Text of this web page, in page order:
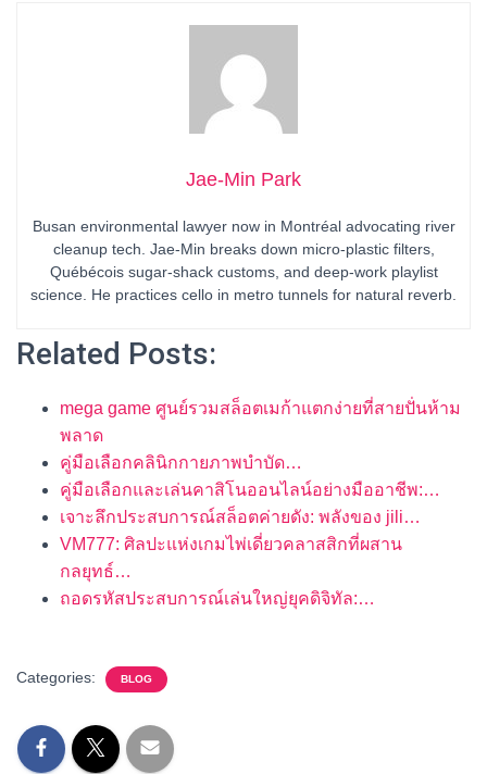
Jae-Min Park
Busan environmental lawyer now in Montréal advocating river
cleanup tech. Jae-Min breaks down micro-plastic filters,
Québécois sugar-shack customs, and deep-work playlist
science. He practices cello in metro tunnels for natural reverb.
Related Posts:
mega game ศูนย์รวมสล็อตเมก้าแตกง่ายที่สายปั่นห้าม
พลาด
คู่มือเลือกคลินิกกายภาพบำบัด…
คู่มือเลือกและเล่นคาสิโนออนไลน์อย่างมืออาชีพ:…
เจาะลึกประสบการณ์สล็อตค่ายดัง: พลังของ jili…
VM777: ศิลปะแห่งเกมไพ่เดี่ยวคลาสสิกที่ผสาน
กลยุทธ์…
ถอดรหัสประสบการณ์เล่นใหญ่ยุคดิจิทัล:…
Categories: BLOG